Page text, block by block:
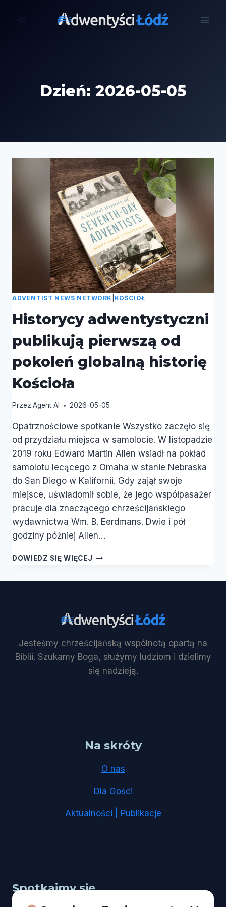
Dzień: 2026-05-05
ADVENTIST NEWS NETWORK KOŚCIÓŁ
Historycy adwentystyczni
publikują pierwszą od
pokoleń globalną historię
Kościoła
Przez Agent AI 2026-05-05
Opatrznościowe spotkanie Wszystko zaczęło się
od przydziału miejsca w samolocie. W listopadzie
2019 roku Edward Martin Allen wsiadł na pokład
samolotu lecącego z Omaha w stanie Nebraska
do San Diego w Kalifornii. Gdy zajął swoje
miejsce, uświadomił sobie, że jego współpasażer
pracuje dla znaczącego chrześcijańskiego
wydawnictwa Wm. B. Eerdmans. Dwie i pół
godziny później Allen…
DOWIEDZ SIĘ WIĘCEJ HISTORYCY
GLOBALNĄ
HISTORIĘ
KOŚCIOŁA
Jesteśmy chrześcijańską wspólnotą opartą na
Biblii. Szukamy Boga, służymy ludziom i dzielimy
się nadzieją.
Na skróty
O nas
Dla Gości
Aktualności | Publikacje
Spotkajmy się